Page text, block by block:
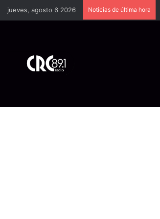
jueves, agosto 6 2026 Noticias de última hora